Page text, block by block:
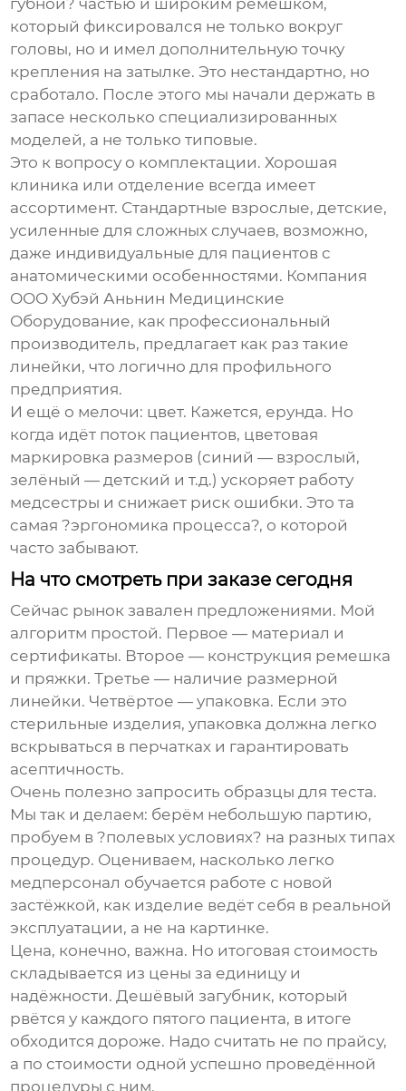
губной? частью и широким ремешком,
который фиксировался не только вокруг
головы, но и имел дополнительную точку
крепления на затылке. Это нестандартно, но
сработало. После этого мы начали держать в
запасе несколько специализированных
моделей, а не только типовые.
Это к вопросу о комплектации. Хорошая
клиника или отделение всегда имеет
ассортимент. Стандартные взрослые, детские,
усиленные для сложных случаев, возможно,
даже индивидуальные для пациентов с
анатомическими особенностями. Компания
ООО Хубэй Аньнин Медицинские
Оборудование, как профессиональный
производитель, предлагает как раз такие
линейки, что логично для профильного
предприятия.
И ещё о мелочи: цвет. Кажется, ерунда. Но
когда идёт поток пациентов, цветовая
маркировка размеров (синий — взрослый,
зелёный — детский и т.д.) ускоряет работу
медсестры и снижает риск ошибки. Это та
самая ?эргономика процесса?, о которой
часто забывают.
На что смотреть при заказе сегодня
Сейчас рынок завален предложениями. Мой
алгоритм простой. Первое — материал и
сертификаты. Второе — конструкция ремешка
и пряжки. Третье — наличие размерной
линейки. Четвёртое — упаковка. Если это
стерильные изделия, упаковка должна легко
вскрываться в перчатках и гарантировать
асептичность.
Очень полезно запросить образцы для теста.
Мы так и делаем: берём небольшую партию,
пробуем в ?полевых условиях? на разных типах
процедур. Оцениваем, насколько легко
медперсонал обучается работе с новой
застёжкой, как изделие ведёт себя в реальной
эксплуатации, а не на картинке.
Цена, конечно, важна. Но итоговая стоимость
складывается из цены за единицу и
надёжности. Дешёвый загубник, который
рвётся у каждого пятого пациента, в итоге
обходится дороже. Надо считать не по прайсу,
а по стоимости одной успешно проведённой
процедуры с ним.